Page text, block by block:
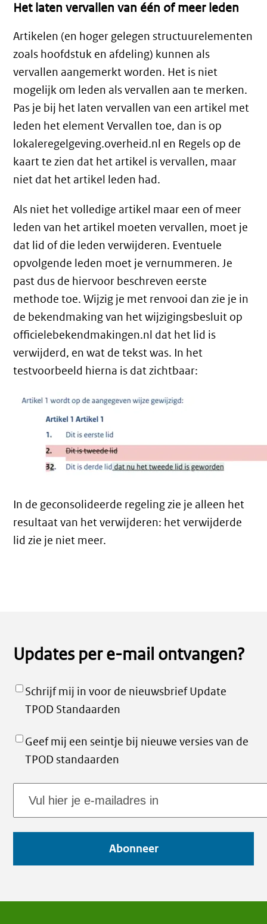
Het laten vervallen van één of meer leden
Artikelen (en hoger gelegen structuurelementen
zoals hoofdstuk en afdeling) kunnen als
vervallen aangemerkt worden. Het is niet
mogelijk om leden als vervallen aan te merken.
Pas je bij het laten vervallen van een artikel met
leden het element Vervallen toe, dan is op
lokaleregelgeving.overheid.nl en Regels op de
kaart te zien dat het artikel is vervallen, maar
niet dat het artikel leden had.
Als niet het volledige artikel maar een of meer
leden van het artikel moeten vervallen, moet je
dat lid of die leden verwijderen. Eventuele
opvolgende leden moet je vernummeren. Je
past dus de hiervoor beschreven eerste
methode toe. Wijzig je met renvooi dan zie je in
de bekendmaking van het wijzigingsbesluit op
officielebekendmakingen.nl dat het lid is
verwijderd, en wat de tekst was. In het
testvoorbeeld hierna is dat zichtbaar:
In de geconsolideerde regeling zie je alleen het
resultaat van het verwijderen: het verwijderde
lid zie je niet meer.
Updates per e-mail ontvangen?
Schrijf mij in voor de nieuwsbrief Update
TPOD Standaarden
Geef mij een seintje bij nieuwe versies van de
TPOD standaarden
Abonneer